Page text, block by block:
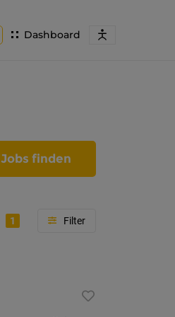
Dashboard
Jobs finden
1